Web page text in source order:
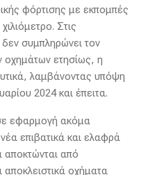
φόρτισης με εκπομπές
Στις
δεν συμπληρώνει τον
οχημάτων ετησίως, η
λαμβάνοντας υπόψη
2024 και έπειτα.
εφαρμογή ακόμα
επιβατικά και ελαφρά
αποκτώνται από
αποκλειστικά οχήματα